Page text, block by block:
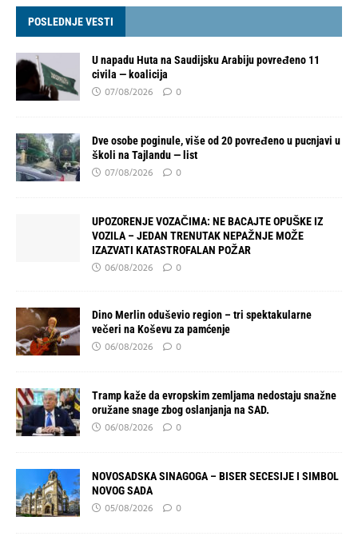
POSLEDNJE VESTI
U napadu Huta na Saudijsku Arabiju povređeno 11
civila — koalicija
07/08/2026 0
Dve osobe poginule, više od 20 povređeno u pucnjavi u
školi na Tajlandu — list
07/08/2026 0
UPOZORENJE VOZAČIMA: NE BACAJTE OPUŠKE IZ
VOZILA – JEDAN TRENUTAK NEPAŽNJE MOŽE
IZAZVATI KATASTROFALAN POŽAR
06/08/2026 0
Dino Merlin oduševio region – tri spektakularne
večeri na Koševu za pamćenje
06/08/2026 0
Tramp kaže da evropskim zemljama nedostaju snažne
oružane snage zbog oslanjanja na SAD.
06/08/2026 0
NOVOSADSKA SINAGOGA – BISER SECESIJE I SIMBOL
NOVOG SADA
05/08/2026 0